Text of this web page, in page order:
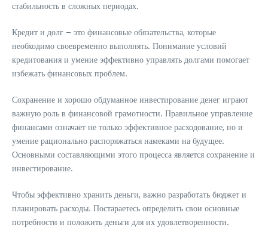
стабильность в сложных периодах.
Кредит и долг – это финансовые обязательства, которые
необходимо своевременно выполнять. Понимание условий
кредитования и умение эффективно управлять долгами помогает
избежать финансовых проблем.
Сохранение и хорошо обдуманное инвестирование денег играют
важную роль в финансовой грамотности. Правильное управление
финансами означает не только эффективное расходование, но и
умение рационально распоряжаться намеками на будущее.
Основными составляющими этого процесса является сохранение и
инвестирование.
Чтобы эффективно хранить деньги, важно разработать бюджет и
планировать расходы. Постараетесь определить свои основные
потребности и положить деньги для их удовлетворенности.